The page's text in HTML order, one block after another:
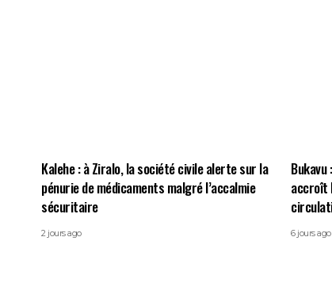
Kalehe : à Ziralo, la société civile alerte sur la
pénurie de médicaments malgré l’accalmie
sécuritaire
2 jours ago
accroît
6 jours ago